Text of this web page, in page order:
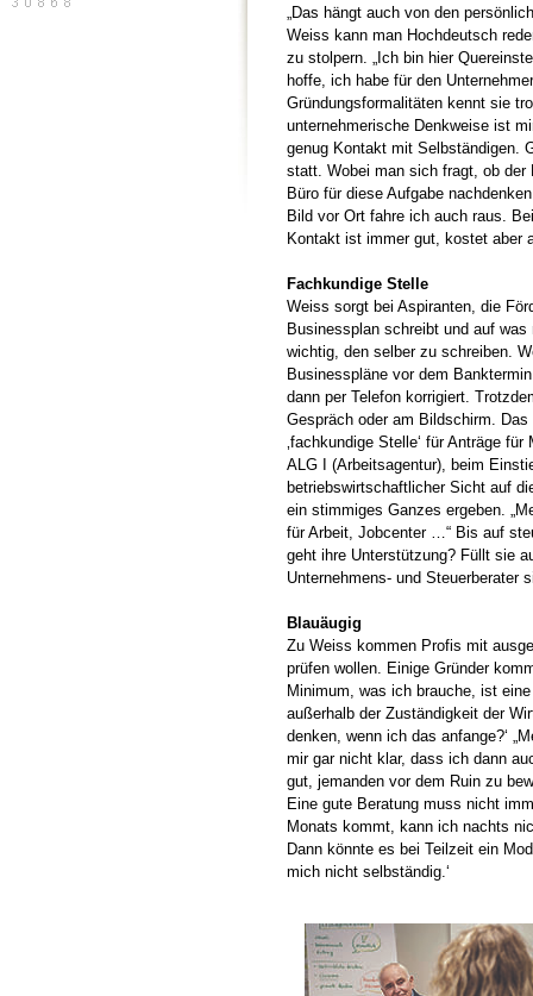
„Das hängt auch von den
Weiss kann man Hochdeutsch
zu stolpern. „Ich bin hier
hoffe, ich habe für den
Gründungsformalitäten kennt sie
unternehmerische Denkweise ist
genug Kontakt mit Selbständigen.
statt. Wobei man sich fragt, ob der
Büro für diese Aufgabe
Bild vor Ort fahre ich auch raus.
Kontakt ist immer gut, kostet aber
Fachkundige Stelle
Weiss sorgt bei Aspiranten, die
Businessplan schreibt und auf
wichtig, den selber zu schreiben.
Businesspläne vor dem
dann per Telefon korrigiert.
Gespräch oder am Bildschirm.
‚fachkundige Stelle‘ für Anträge
ALG I (Arbeitsagentur), beim
betriebswirtschaftlicher Sicht auf
ein stimmiges Ganzes ergeben.
für Arbeit, Jobcenter …“ Bis auf
geht ihre Unterstützung? Füllt sie
Unternehmens- und Steuerberater
Blauäugig
Zu Weiss kommen Profis mit
prüfen wollen. Einige Gründer
Minimum, was ich brauche, ist
außerhalb der Zuständigkeit der
denken, wenn ich das anfange?‘
mir gar nicht klar, dass ich dann
gut, jemanden vor dem Ruin zu
Eine gute Beratung muss nicht
Monats kommt, kann ich nachts
Dann könnte es bei Teilzeit ein
mich nicht selbständig.‘